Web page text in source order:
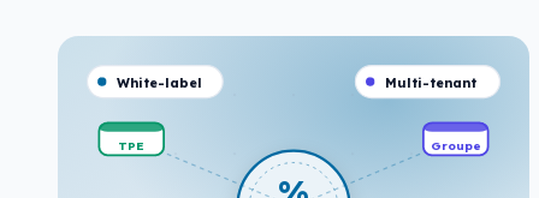
TPE Groupe
White-label Multi-tenant